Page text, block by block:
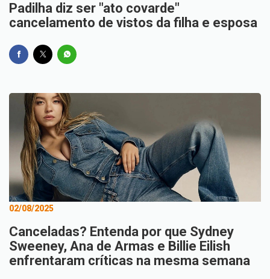
Padilha diz ser "ato covarde"
cancelamento de vistos da filha e esposa
02/08/2025
Canceladas? Entenda por que Sydney
Sweeney, Ana de Armas e Billie Eilish
enfrentaram críticas na mesma semana